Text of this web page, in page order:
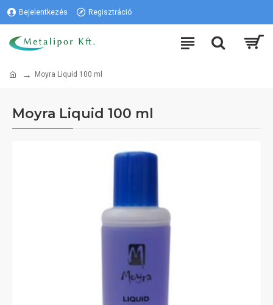
Bejelentkezés Regisztráció
Moyra Liquid 100 ml
Moyra Liquid 100 ml